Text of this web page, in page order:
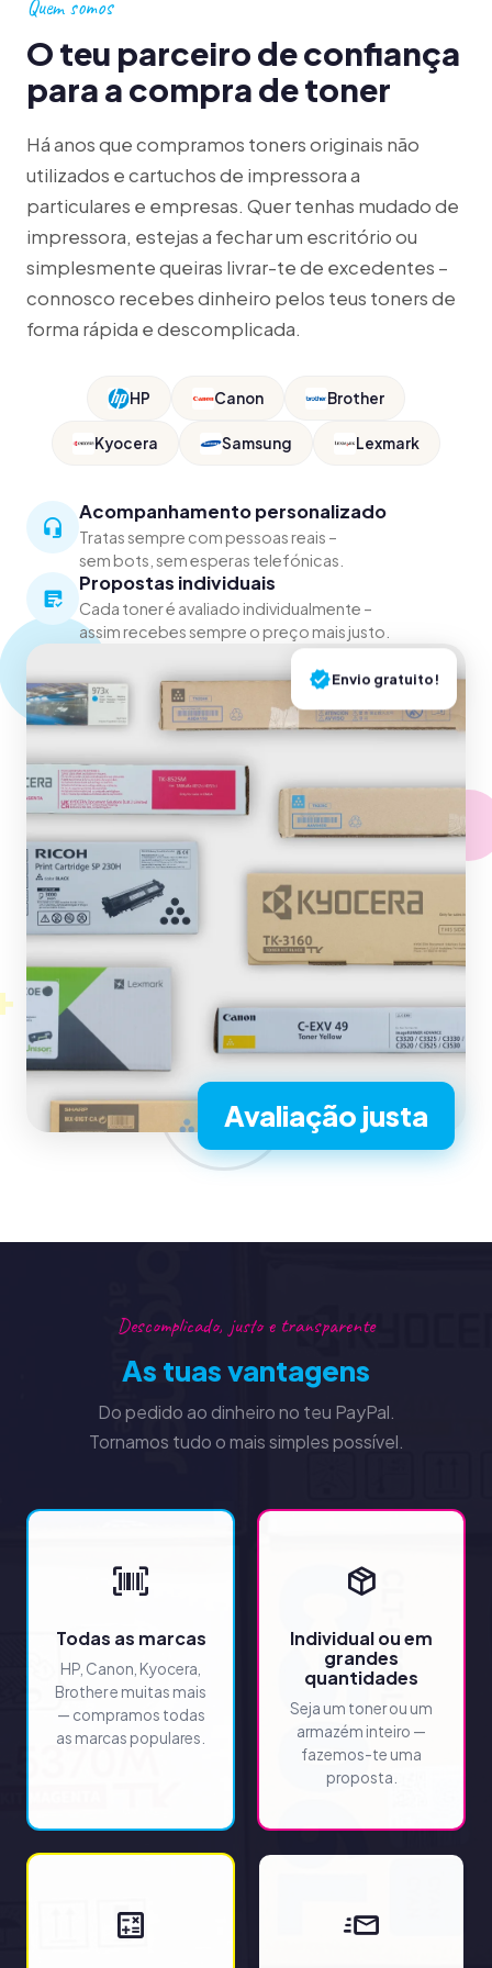
Envio gratuito!
Avaliação justa
Quem somos
O teu parceiro de confiança
para a compra de toner
Há anos que compramos toners originais não
utilizados e cartuchos de impressora a
particulares e empresas. Quer tenhas mudado de
impressora, estejas a fechar um escritório ou
simplesmente queiras livrar-te de excedentes –
connosco recebes dinheiro pelos teus toners de
forma rápida e descomplicada.
HP Canon Brother
Kyocera Samsung Lexmark
Acompanhamento personalizado
Tratas sempre com pessoas reais –
sem bots, sem esperas telefónicas.
Propostas individuais
Cada toner é avaliado individualmente –
assim recebes sempre o preço mais justo.
Descomplicado, justo e transparente
As tuas vantagens
Do pedido ao dinheiro no teu PayPal.
Tornamos tudo o mais simples possível.
Todas as marcas
HP, Canon, Kyocera,
Brother e muitas mais
— compramos todas
as marcas populares.
Individual ou em
grandes
quantidades
Seja um toner ou um
armazém inteiro —
fazemos-te uma
proposta.